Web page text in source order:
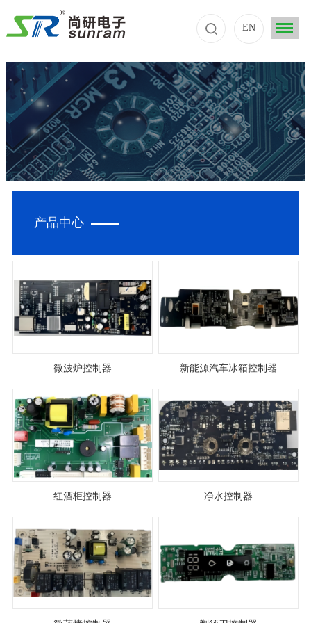
EN
产品中心
微波炉控制器 新能源汽车冰箱控制器
红酒柜控制器 净水控制器